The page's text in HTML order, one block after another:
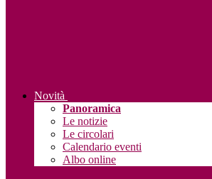
Novità
Panoramica
Le notizie
Le circolari
Calendario eventi
Albo online